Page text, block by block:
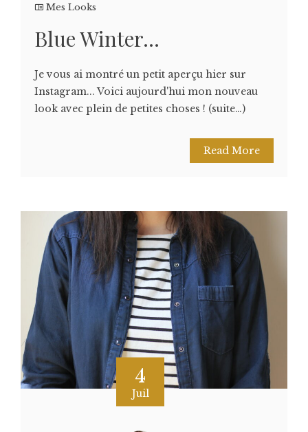
Mes Looks
Blue Winter…
Je vous ai montré un petit aperçu hier sur
Instagram... Voici aujourd'hui mon nouveau
look avec plein de petites choses ! (suite…)
Read More
4
Juil